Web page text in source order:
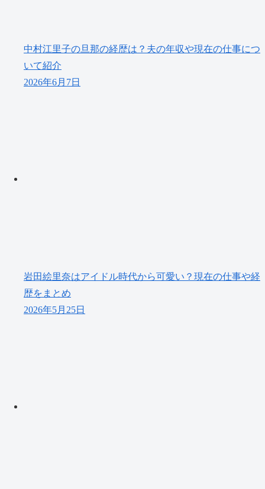
中村江里子の旦那の経歴は？夫の年収や現在の仕事につ
いて紹介
2026年6月7日
岩田絵里奈はアイドル時代から可愛い？現在の仕事や経
歴をまとめ
2026年5月25日